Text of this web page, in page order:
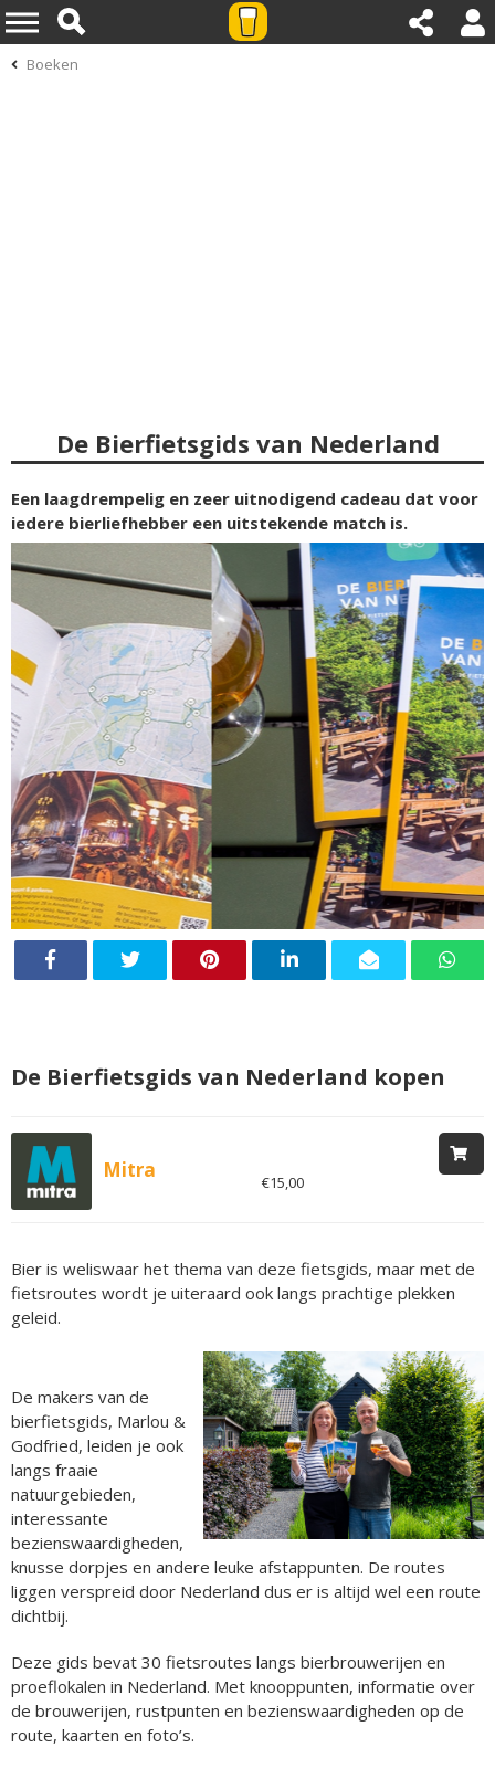
Boeken
De Bierfietsgids van Nederland
Een laagdrempelig en zeer uitnodigend cadeau dat voor
iedere bierliefhebber een uitstekende match is.
De Bierfietsgids van Nederland kopen
Mitra €15,00
Bier is weliswaar het thema van deze fietsgids, maar met de
fietsroutes wordt je uiteraard ook langs prachtige plekken
geleid.
De makers van de
bierfietsgids, Marlou &
Godfried, leiden je ook
langs fraaie
natuurgebieden,
interessante
bezienswaardigheden,
knusse dorpjes en andere leuke afstappunten. De routes
liggen verspreid door Nederland dus er is altijd wel een route
dichtbij.
Deze gids bevat 30 fietsroutes langs bierbrouwerijen en
proeflokalen in Nederland. Met knooppunten, informatie over
de brouwerijen, rustpunten en bezienswaardigheden op de
route, kaarten en foto’s.